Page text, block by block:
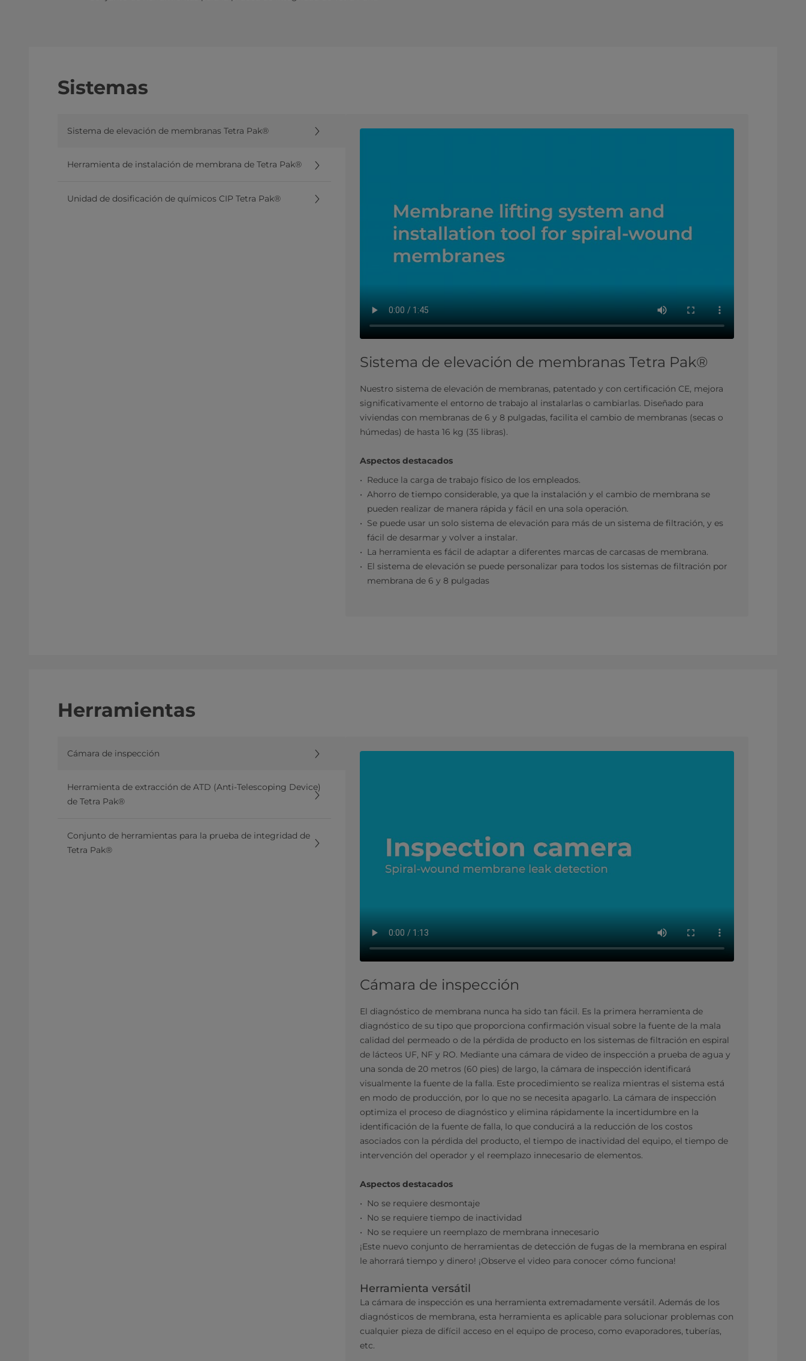
Sistemas
Sistema de elevación de membranas Tetra Pak®
Herramienta de instalación de membrana de Tetra Pak®
Unidad de dosificación de químicos CIP Tetra Pak®
Sistema de elevación de membranas Tetra Pak®
Nuestro sistema de elevación de membranas, patentado y con certificación CE, mejora
significativamente el entorno de trabajo al instalarlas o cambiarlas. Diseñado para
viviendas con membranas de 6 y 8 pulgadas, facilita el cambio de membranas (secas o
húmedas) de hasta 16 kg (35 libras).
​​Aspectos destacados
Reduce la carga de trabajo físico de los empleados.
Ahorro de tiempo considerable, ya que la instalación y el cambio de membrana se
pueden realizar de manera rápida y fácil en una sola operación.
Se puede usar un solo sistema de elevación para más de un sistema de filtración, y es
fácil de desarmar y volver a instalar.
La herramienta es fácil de adaptar a diferentes marcas de carcasas de membrana.
El sistema de elevación se puede personalizar para todos los sistemas de filtración por
membrana de 6 y 8 pulgadas
Herramientas
Cámara de inspección
Herramienta de extracción de ATD (Anti-Telescoping Device)
de Tetra Pak®
Conjunto de herramientas para la prueba de integridad de
Tetra Pak®
Cámara de inspección
El diagnóstico de membrana nunca ha sido tan fácil. Es la primera herramienta de
diagnóstico de su tipo que proporciona confirmación visual sobre la fuente de la mala
calidad del permeado o de la pérdida de producto en los sistemas de filtración en espiral
de lácteos UF, NF y RO. Mediante una cámara de video de inspección a prueba de agua y
una sonda de 20 metros (60 pies) de largo, la cámara de inspección identificará
visualmente la fuente de la falla. Este procedimiento se realiza mientras el sistema está
en modo de producción, por lo que no se necesita apagarlo. La cámara de inspección
optimiza el proceso de diagnóstico y elimina rápidamente la incertidumbre en la
identificación de la fuente de falla, lo que conducirá a la reducción de los costos
asociados con la pérdida del producto, el tiempo de inactividad del equipo, el tiempo de
intervención del operador y el reemplazo innecesario de elementos.
​​Aspectos destacados
No se requiere desmontaje
No se requiere tiempo de inactividad
No se requiere un reemplazo de membrana innecesario
¡Este nuevo conjunto de herramientas de detección de fugas de la membrana en espiral
le ahorrará tiempo y dinero! ¡Observe el video para conocer cómo funciona!
Herramienta versátil
La cámara de inspección es una herramienta extremadamente versátil. Además de los
diagnósticos de membrana, esta herramienta es aplicable para solucionar problemas con
cualquier pieza de difícil acceso en el equipo de proceso, como evaporadores, tuberías,
etc.